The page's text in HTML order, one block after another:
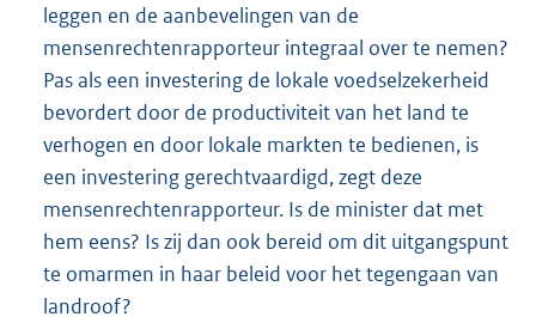
leggen en de aanbevelingen van de
mensenrechtenrapporteur integraal over te nemen?
Pas als een investering de lokale voedselzekerheid
bevordert door de productiviteit van het land te
verhogen en door lokale markten te bedienen, is
een investering gerechtvaardigd, zegt deze
mensenrechtenrapporteur. Is de minister dat met
hem eens? Is zij dan ook bereid om dit uitgangspunt
te omarmen in haar beleid voor het tegengaan van
landroof?